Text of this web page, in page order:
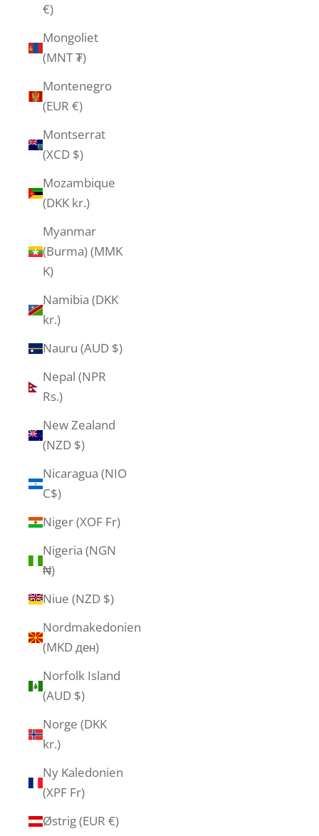
€)
Mongoliet
(MNT ₮)
Montenegro
(EUR €)
Montserrat
(XCD $)
Mozambique
(DKK kr.)
Myanmar
(Burma) (MMK
K)
Namibia (DKK
kr.)
Nauru (AUD $)
Nepal (NPR
Rs.)
New Zealand
(NZD $)
Nicaragua (NIO
C$)
Niger (XOF Fr)
Nigeria (NGN
₦)
Niue (NZD $)
Nordmakedonien
(MKD ден)
Norfolk Island
(AUD $)
Norge (DKK
kr.)
Ny Kaledonien
(XPF Fr)
Østrig (EUR €)